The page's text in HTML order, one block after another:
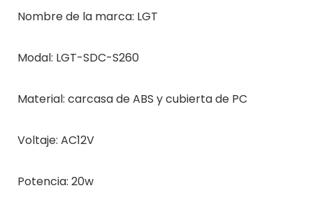
Nombre de la marca: LGT
Modal: LGT-SDC-S260
Material: carcasa de ABS y cubierta de PC
Voltaje: AC12V
Potencia: 20w